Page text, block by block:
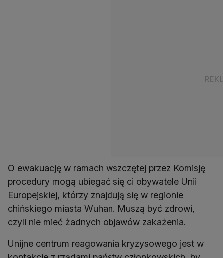
O ewakuację w ramach wszczętej przez Komisję
procedury mogą ubiegać się ci obywatele Unii
Europejskiej, którzy znajdują się w regionie
chińskiego miasta Wuhan. Muszą być zdrowi,
czyli nie mieć żadnych objawów zakażenia.
Unijne centrum reagowania kryzysowego jest w